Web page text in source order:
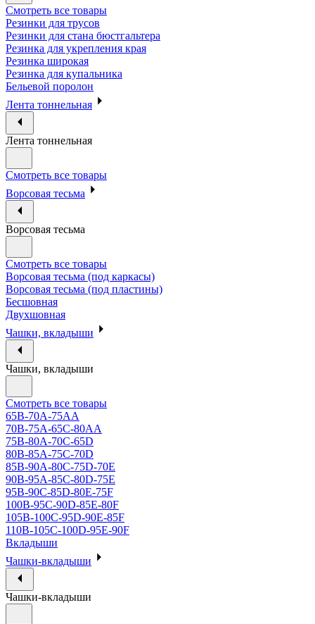
Смотреть все товары
Резинки для трусов
Резинки для стана бюстгальтера
Резинка для укрепления края
Резинка широкая
Резинка для купальника
Бельевой поролон
Лента тоннельная
Лента тоннельная
Смотреть все товары
Ворсовая тесьма
Ворсовая тесьма
Смотреть все товары
Ворсовая тесьма (под каркасы)
Ворсовая тесьма (под пластины)
Бесшовная
Двухшовная
Чашки, вкладыши
Чашки, вкладыши
Смотреть все товары
65B-70A-75АА
70В-75А-65С-80АА
75В-80А-70С-65D
80В-85А-75С-70D
85В-90А-80С-75D-70E
90B-95A-85C-80D-75E
95B-90C-85D-80E-75F
100B-95C-90D-85E-80F
105B-100C-95D-90E-85F
110B-105C-100D-95E-90F
Вкладыши
Чашки-вкладыши
Чашки-вкладыши